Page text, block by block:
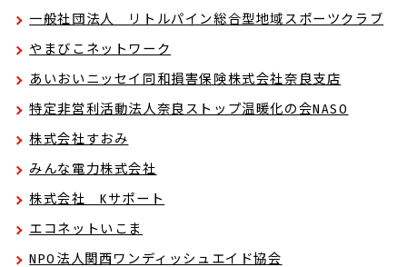
一般社団法人 リトルパイン総合型地域スポーツクラブ
やまびこネットワーク
あいおいニッセイ同和損害保険株式会社奈良支店
特定非営利活動法人奈良ストップ温暖化の会NASO
株式会社すおみ
みんな電力株式会社
株式会社 Kサポート
エコネットいこま
NPO法人関西ワンディッシュエイド協会